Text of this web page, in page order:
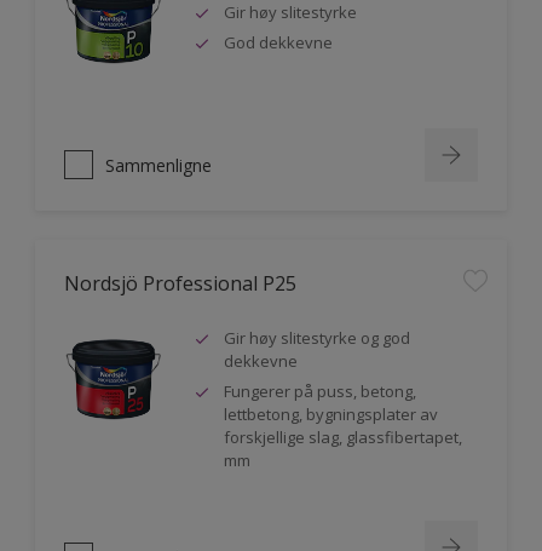
Gir høy slitestyrke
God dekkevne
Sammenligne
Nordsjö Professional P25
Gir høy slitestyrke og god
dekkevne
Fungerer på puss, betong,
lettbetong, bygningsplater av
forskjellige slag, glassfibertapet,
mm